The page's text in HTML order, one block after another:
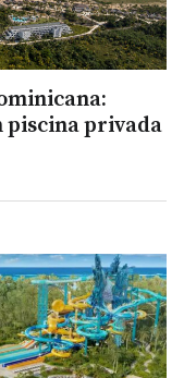
piscina privada